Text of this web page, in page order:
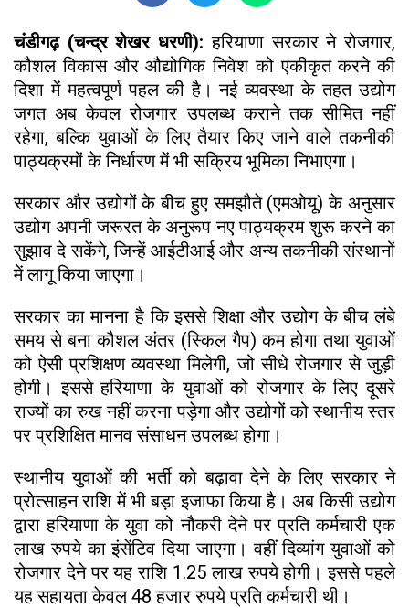
चंडीगढ़ (चन्द्र शेखर धरणी):हरियाणा सरकार ने रोजगार,
कौशल विकास और औद्योगिक निवेश को एकीकृत करने की
दिशा में महत्वपूर्ण पहल की है। नई व्यवस्था के तहत उद्योग
जगत अब केवल रोजगार उपलब्ध कराने तक सीमित नहीं
रहेगा, बल्कि युवाओं के लिए तैयार किए जाने वाले तकनीकी
पाठ्यक्रमों के निर्धारण में भी सक्रिय भूमिका निभाएगा।
सरकार और उद्योगों के बीच हुए समझौते (एमओयू) के अनुसार
उद्योग अपनी जरूरत के अनुरूप नए पाठ्यक्रम शुरू करने का
सुझाव दे सकेंगे, जिन्हें आईटीआई और अन्य तकनीकी संस्थानों
में लागू किया जाएगा।
सरकार का मानना है कि इससे शिक्षा और उद्योग के बीच लंबे
समय से बना कौशल अंतर (स्किल गैप) कम होगा तथा युवाओं
को ऐसी प्रशिक्षण व्यवस्था मिलेगी, जो सीधे रोजगार से जुड़ी
होगी। इससे हरियाणा के युवाओं को रोजगार के लिए दूसरे
राज्यों का रुख नहीं करना पड़ेगा और उद्योगों को स्थानीय स्तर
पर प्रशिक्षित मानव संसाधन उपलब्ध होगा।
स्थानीय युवाओं की भर्ती को बढ़ावा देने के लिए सरकार ने
प्रोत्साहन राशि में भी बड़ा इजाफा किया है। अब किसी उद्योग
द्वारा हरियाणा के युवा को नौकरी देने पर प्रति कर्मचारी एक
लाख रुपये का इंसेंटिव दिया जाएगा। वहीं दिव्यांग युवाओं को
रोजगार देने पर यह राशि 1.25 लाख रुपये होगी। इससे पहले
यह सहायता केवल 48 हजार रुपये प्रति कर्मचारी थी।